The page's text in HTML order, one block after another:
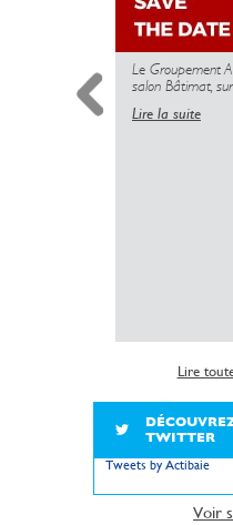
Le Groupement
salon Bâtimat,
Lire la suite
Lire
TWITTER
Tweets by Actibaie
Voir